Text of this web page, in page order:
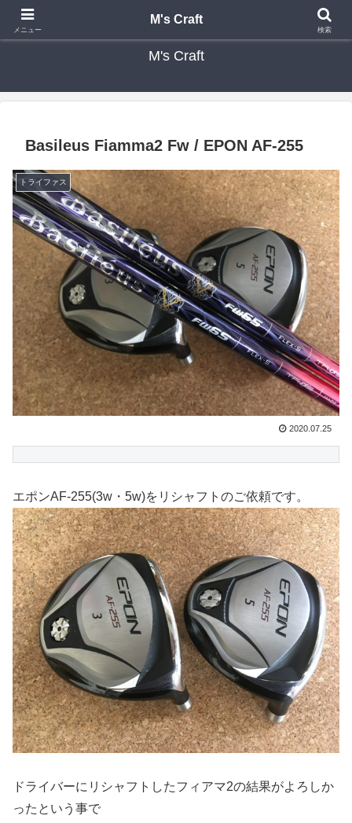
カスタムクラブ・リシャフト・修理 専門店 ゴルフ工房 エムズクラフト
M's Craft
Basileus Fiamma2 Fw / EPON AF-255
トライファス
2020.07.25
エポンAF-255(3w・5w)をリシャフトのご依頼です。
ドライバーにリシャフトしたフィアマ2の結果がよろしか
ったという事で
メニュー
M's Craft
検索